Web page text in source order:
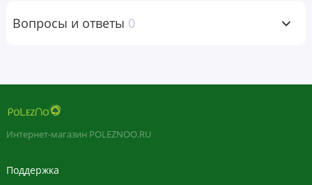
проконсультироваться с врачом. Хранить в недоступном
небольшая усадка продукта.
Вопросы и ответы 0
Интернет-магазин POLEZNOO.RU
Поддержка